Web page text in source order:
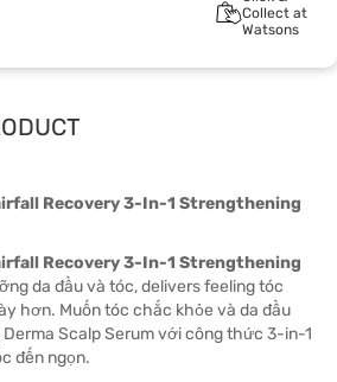
Collect at
Watsons
Recovery 3-In-1 Strengthening
Recovery 3-In-1 Strengthening
da đầu và tóc, delivers feeling tóc
hơn. Muốn tóc chắc khỏe và da đầu
Scalp Serum với công thức 3-in-1
đến ngọn.